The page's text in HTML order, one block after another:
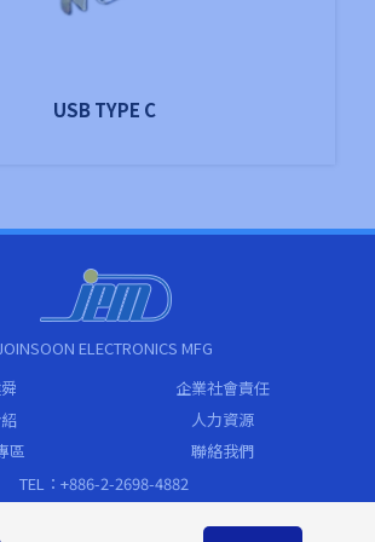
USB TYPE C
ELECTRONICS MFG
企業社會責任
人力資源
區
聯絡我們
TEL：+886-2-2698-4882